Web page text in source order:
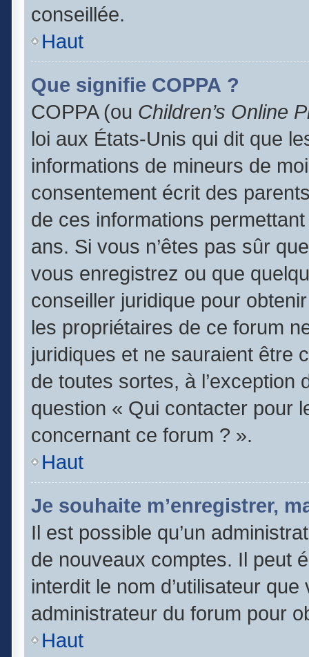
conseillée.
Haut
Que signifie COPPA ?
COPPA (ou Children’s Online
loi aux États-Unis qui dit que
informations de mineurs de
consentement écrit des
de ces informations
ans. Si vous n’êtes pas sûr
vous enregistrez ou que
conseiller juridique pour
les propriétaires de ce forum
juridiques et ne sauraient être
de toutes sortes, à l’exception
question « Qui contacter pour
concernant ce forum ? ».
Haut
Je souhaite m’enregistrer,
Il est possible qu’un
de nouveaux comptes. Il peut
interdit le nom d’utilisateur
administrateur du forum pour
Haut